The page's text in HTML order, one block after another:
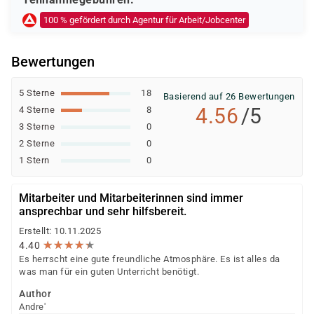
Ob eine Förderung oder Kostenübernahme möglich ist,
individuellen Prüfung Ihrer persönlichen
Voraussetzungen und Förderfähigkeit.
100 % gefördert durch Agentur für Arbeit/Jobcenter
Bewertungen
5 Sterne
18
4 Sterne
8
3 Sterne
0
2 Sterne
0
1 Stern
0
Basierend auf 26 Bewertungen
4.56/5
Mitarbeiter und Mitarbeiterinnen sind immer
ansprechbar und sehr hilfsbereit.
Erstellt: 10.11.2025
4.40 ★★★★★
★★★★★
Es herrscht eine gute freundliche Atmosphäre. Es ist alles da
was man für ein guten Unterricht benötigt.
Author
Andre'